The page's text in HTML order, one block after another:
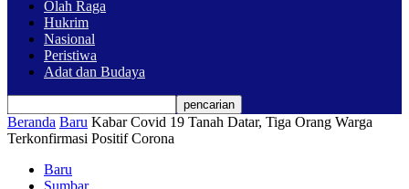
Olah Raga
Hukrim
Nasional
Peristiwa
Adat dan Budaya
Beranda Baru Kabar Covid 19 Tanah Datar, Tiga Orang Warga
Terkonfirmasi Positif Corona
Baru
Sumbar